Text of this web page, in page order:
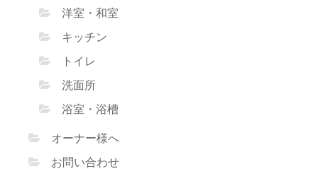
洋室・和室
キッチン
トイレ
洗面所
浴室・浴槽
オーナー様へ
お問い合わせ